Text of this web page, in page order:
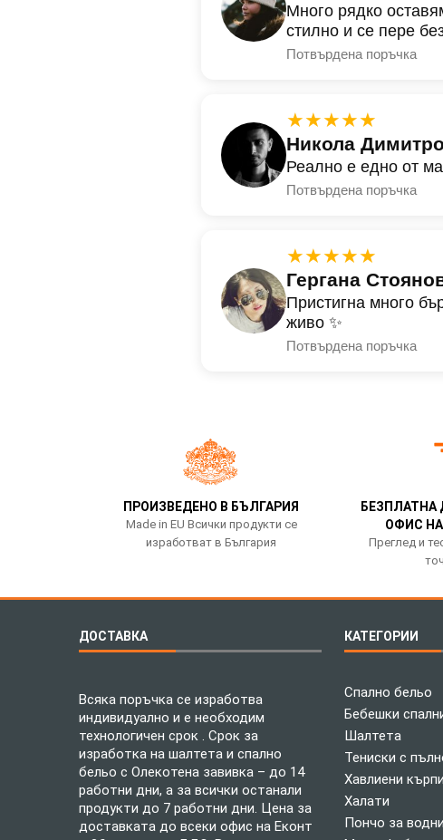
Много рядко
стилно и се пере
Потвърдена поръчка
★★★★★
Никола
Реално е едно от
Потвърдена поръчка
★★★★★
Гергана
Пристигна много
живо ✨
Потвърдена поръчка
ПРОИЗВЕДЕНО В БЪЛГАРИЯ
Made in EU Всички продукти се
изработват в България
БЕЗПЛАТНА
ОФИС
Преглед и
ДОСТАВКА
Всяка поръчка се изработва
индивидуално и е необходим
технологичен срок . Срок за
изработка на шалтета и спално
бельо с Олекотена завивка – до 14
работни дни, а за всички останали
продукти до 7 работни дни. Цена за
доставката до всеки офис на Еконт
КАТЕГОРИИ
Спално бельо
Бебешки
Шалтета
Тениски с
Хавлиени кърпи
Халати
Пончо за